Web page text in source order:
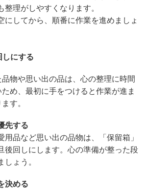
整理がしやすくなります。
にしてから、順番に作業を進めましょ
しにする
物や思い出の品は、心の整理に時間
め、最初に手をつけると作業が進ま
す。
先する
用品など思い出の品物は、「保留箱」
後回しにします。心の準備が整った段
しょう。
決める